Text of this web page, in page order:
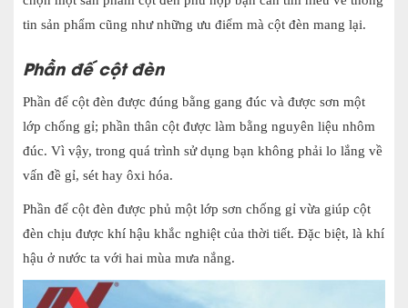
tin sản phẩm cũng như những ưu điểm mà cột đèn mang lại.
Phần đế cột đèn
Phần đế cột đèn được đúng bằng gang đúc và được sơn một
lớp chống gỉ; phần thân cột được làm bằng nguyên liệu nhôm
đúc. Vì vậy, trong quá trình sử dụng bạn không phải lo lắng về
vấn đề gỉ, sét hay ôxi hóa.
Phần đế cột đèn được phủ một lớp sơn chống gỉ vừa giúp cột
đèn chịu được khí hậu khắc nghiệt của thời tiết. Đặc biệt, là khí
hậu ở nước ta với hai mùa mưa nắng.